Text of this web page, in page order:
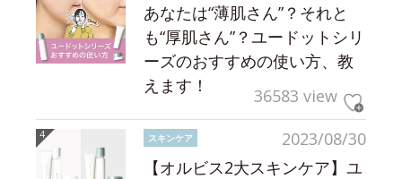
あなたは“薄肌さん”？それと
も“厚肌さん”？ユードットシリ
ーズのおすすめの使い方、教
えます！
36583 view
2023/08/30
スキンケア
【オルビス2大スキンケア】ユ